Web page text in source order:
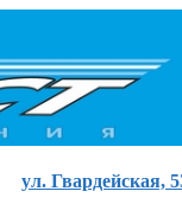
ул. Гвардейская,